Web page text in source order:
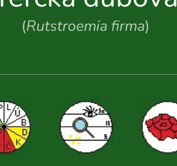
(Rutstroemia firma)